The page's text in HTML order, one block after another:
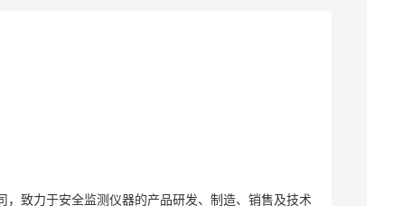
，致力于安全监测仪器的产品研发、制造、销售及技术